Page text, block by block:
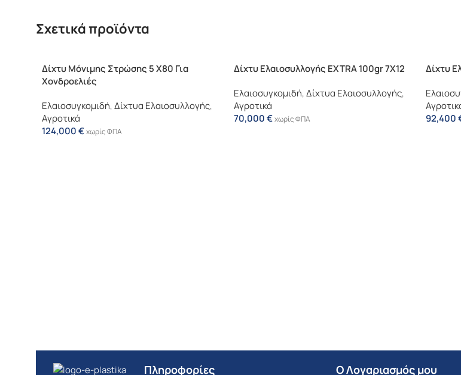
Σχετικά προϊόντα
Δίχτυ Μόνιμης Στρώσης 5 Χ80 Για
Χονδροελιές
Ελαιοσυγκομιδή,Δίχτυα Ελαιοσυλλογής,
Αγροτικά
124,000€χωρίς ΦΠΑ
Δίχτυ Ελαιοσυλλογής EXTRA 100gr 7X12
Ελαιοσυγκομιδή,Δίχτυα Ελαιοσυλλογής,
Αγροτικά
70,000€χωρίς ΦΠΑ
Δίχτυ
92,400
Πληροφορίες Ο Λογαριασμός μου